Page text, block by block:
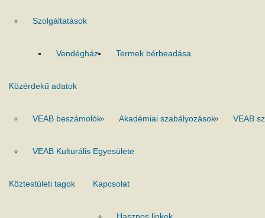
Szolgáltatások
Vendégház Termek bérbeadása
Közérdekű adatok
VEAB beszámolók Akadémiai szabályozások VEAB
VEAB Kulturális Egyesülete
Köztestületi tagok Kapcsolat